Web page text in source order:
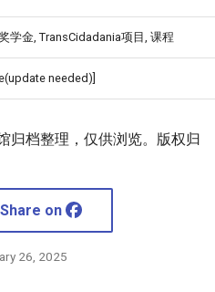
学金, TransCidadania项目, 课程
needed)]
归档整理，仅供浏览。版权归
Share on
26, 2025